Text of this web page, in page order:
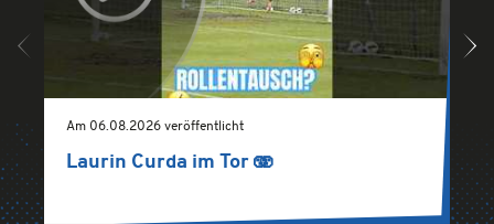
Am 06.08.2026 veröffentlicht
Laurin Curda im Tor 🫨